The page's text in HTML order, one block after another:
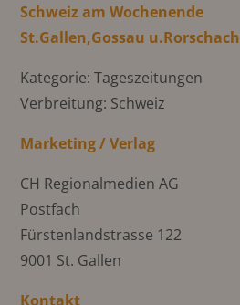
Schweiz am Wochenende
St.Gallen,Gossau u.Rorschach
Kategorie: Tageszeitungen
Verbreitung: Schweiz
Marketing / Verlag
CH Regionalmedien AG
Postfach
Fürstenlandstrasse 122
9001 St. Gallen
Kontakt